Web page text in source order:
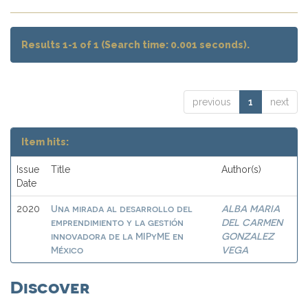
Results 1-1 of 1 (Search time: 0.001 seconds).
previous 1 next
Item hits:
Issue
Date
Title Author(s)
2020
Una mirada al desarrollo del
emprendimiento y la gestión
innovadora de la MIPyME en
México
ALBA MARIA
DEL CARMEN
GONZALEZ
VEGA
Discover